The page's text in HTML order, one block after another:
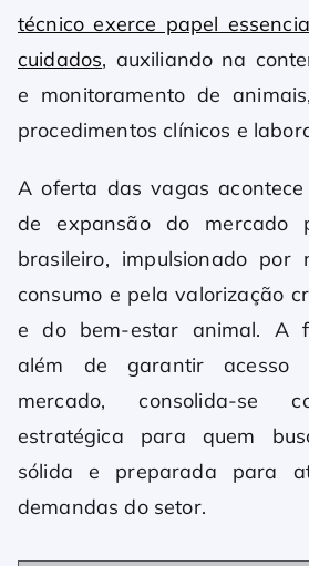
técnico exerce papel
cuidados, auxiliando na
e monitoramento de
procedimentos clínicos e
A oferta das vagas
de expansão do mercado
brasileiro, impulsionado por
consumo e pela valorização
e do bem-estar animal. A
além de garantir acesso
mercado, consolida-se
estratégica para quem
sólida e preparada para
demandas do setor.